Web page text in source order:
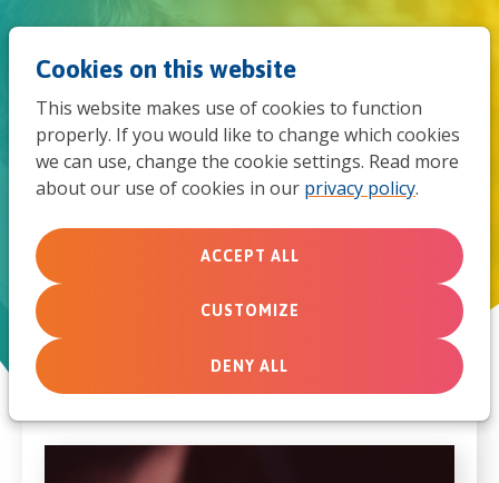
Cookies on this website
This website makes use of cookies to function
properly. If you would like to change which cookies
we can use, change the cookie settings. Read more
about our use of cookies in our privacy policy.
ACCEPT ALL
CUSTOMIZE
DENY ALL
Alle artikelen over het
partnerschap tussen ouders en
de kerk in de
(geloofs)opvoeding